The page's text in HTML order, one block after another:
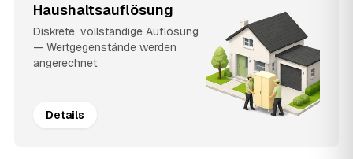
Haushaltsauflösung
Diskrete, vollständige Auflösung
— Wertgegenstände werden
angerechnet.
Details